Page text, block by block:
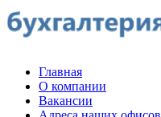
Главная
О компании
Вакансии